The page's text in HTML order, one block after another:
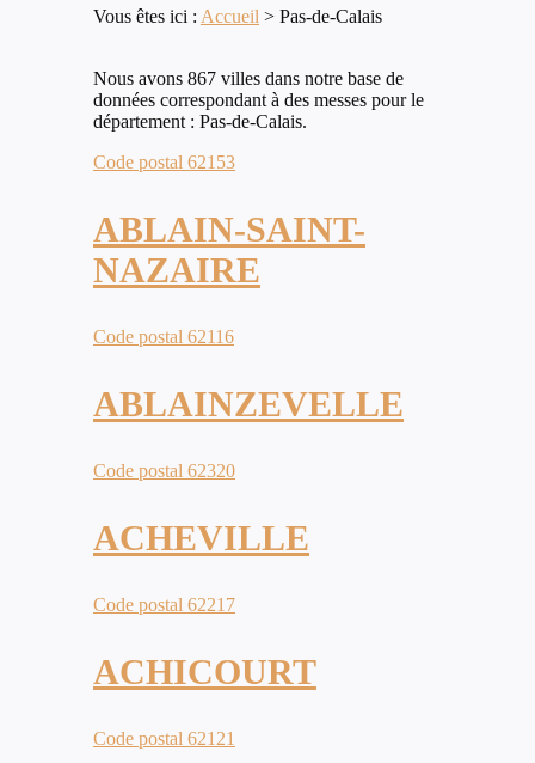
Vous êtes ici : Accueil > Pas-de-Calais
Nous avons 867 villes dans notre base de
données correspondant à des messes pour le
département : Pas-de-Calais.
Code postal 62153
ABLAIN-SAINT-
NAZAIRE
Code postal 62116
ABLAINZEVELLE
Code postal 62320
ACHEVILLE
Code postal 62217
ACHICOURT
Code postal 62121